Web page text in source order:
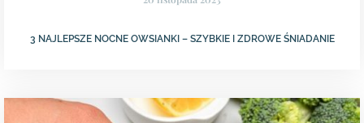
3 NAJLEPSZE NOCNE OWSIANKI – SZYBKIE I ZDROWE ŚNIADANIE